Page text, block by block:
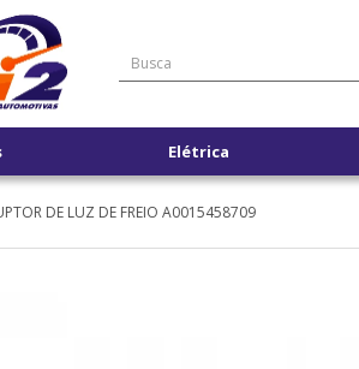
Elétrica
DE LUZ DE FREIO A0015458709